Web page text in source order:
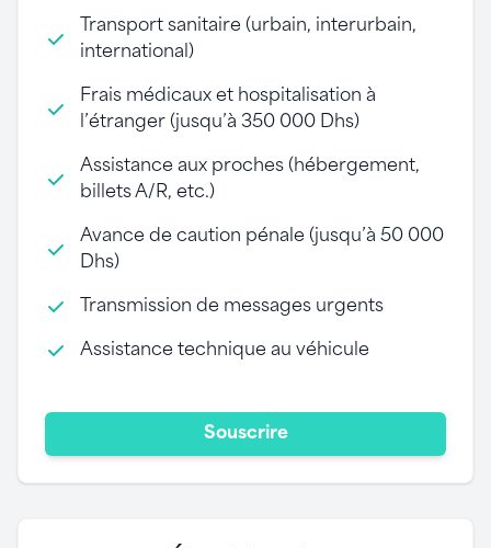
Transport sanitaire (urbain, interurbain,
international)
Frais médicaux et hospitalisation à
l’étranger (jusqu’à 350 000 Dhs)
Assistance aux proches (hébergement,
billets A/R, etc.)
Avance de caution pénale (jusqu’à 50 000
Dhs)
Transmission de messages urgents
Assistance technique au véhicule
Souscrire